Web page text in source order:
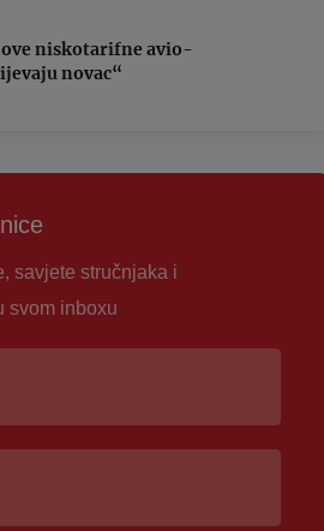
niskotarifne avio-
novac“
savjete stručnjaka i
svom inboxu